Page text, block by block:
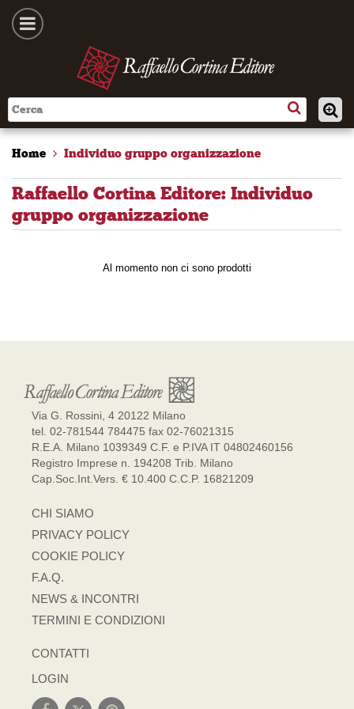
Home Individuo gruppo organizzazione
Raffaello Cortina Editore: Individuo
gruppo organizzazione
Al momento non ci sono prodotti
Via G. Rossini, 4 20122 Milano
tel. 02-781544 784475 fax 02-76021315
R.E.A. Milano 1039349 C.F. e P.IVA IT 04802460156
Registro Imprese n. 194208 Trib. Milano
Cap.Soc.Int.Vers. € 10.400 C.C.P. 16821209
CHI SIAMO
PRIVACY POLICY
COOKIE POLICY
F.A.Q.
NEWS & INCONTRI
TERMINI E CONDIZIONI
CONTATTI
LOGIN